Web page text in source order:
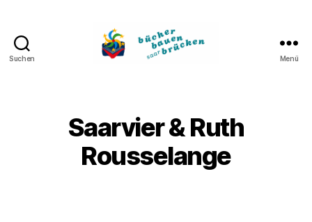
Suchen Menü
Saarvier & Ruth
Rousselange